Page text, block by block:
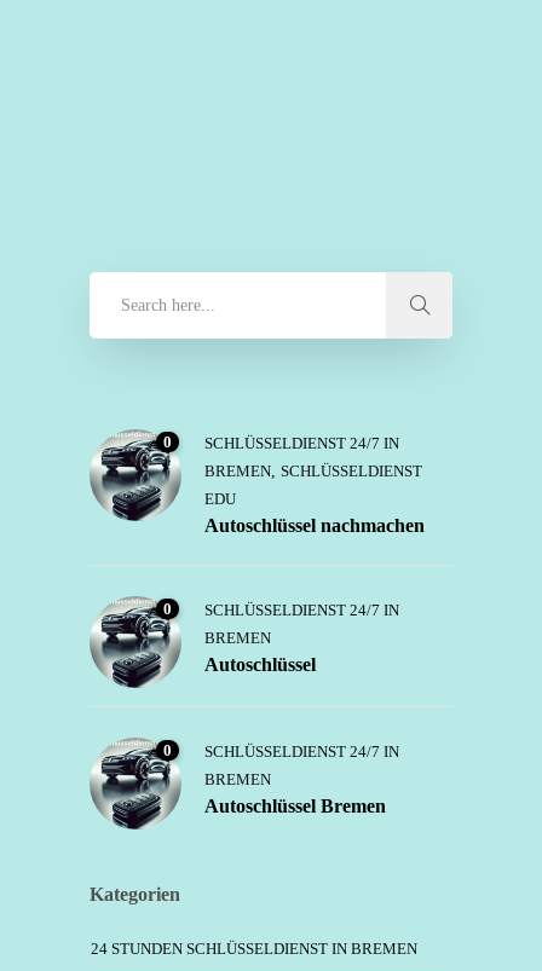
0
SCHLÜSSELDIENST 24/7 IN
BREMEN SCHLÜSSELDIENST
EDU
Autoschlüssel nachmachen
0
SCHLÜSSELDIENST 24/7 IN
BREMEN
Autoschlüssel
0
SCHLÜSSELDIENST 24/7 IN
BREMEN
Autoschlüssel Bremen
Kategorien
24 STUNDEN SCHLÜSSELDIENST IN BREMEN